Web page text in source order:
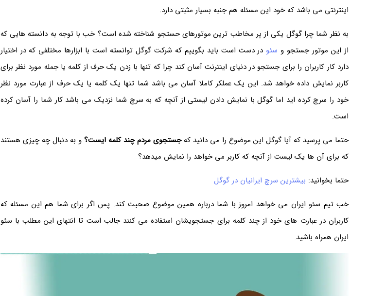
اینترنتی می باشد که خود این مسئله هم جنبه بسیار مثبتی دارد.
به نظر شما چرا گوگل یکی از پر مخاطب ترین موتورهای حستجو شناخته شده است؟ خب با توجه به دانسته هایی که
از این موتور جستجو و سئو در دست است باید بگوییم که شرکت گوگل توانسته است با ابزارها مختلفی که در اختیار
دارد کار کاربران را برای جستجو در دنیای اینترنت آسان کند چرا که تنها با زدن یک حرف از کلمه یا جمله مورد نظر برای
کاربر نمایش داده خواهد شد. این یک عملکر کاملا آسان می باشد شما تنها یک کلمه یا یک حرف از عبارت مورد نظر
خود را سرچ کرده اید اما گوگل با نمایش دادن لیستی از آنچه که به سرچ شما نزدیک می باشد کار شما را آسان کرده
است.
حتما می پرسید که آیا گوگل این موضوع را می دانید کهجستجوی مردم چند کلمه ایست؟ و به دنبال چه چیزی هستند
که برای آن ها یک لیست از آنچه که کاربر می خواهد را نمایش میدهد؟
حتما بخوانید: بیشترین سرچ ایرانیان در گوگل
خب تیم سئو ایران می خواهد امروز با شما درباره همین موضوع صحبت کند. پس اگر برای شما هم این مسئله که
کاربران در عبارت های خود از چند کلمه برای جستجویشان استفاده می کنند جالب است تا انتهای این مطلب با سئو
ایران همراه باشید.